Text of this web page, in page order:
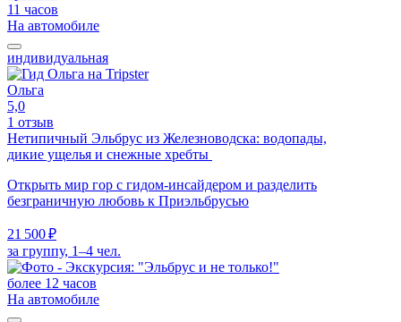
11 часов
На автомобиле
индивидуальная
Ольга
5,0
1 отзыв
Нетипичный Эльбрус из Железноводска: водопады,
дикие ущелья и снежные хребты
Открыть мир гор с гидом-инсайдером и разделить
безграничную любовь к Приэльбрусью
21 500 ₽
за группу, 1–4 чел.
более 12 часов
На автомобиле